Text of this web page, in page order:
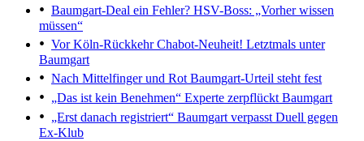
Baumgart-Deal ein Fehler? HSV-Boss: „Vorher wissen
müssen“
Vor Köln-RückkehrChabot-Neuheit! Letztmals unter
Baumgart
Nach Mittelfinger und Rot Baumgart-Urteil steht fest
„Das ist kein Benehmen“ Experte zerpflückt Baumgart
„Erst danach registriert“ Baumgart verpasst Duell gegen
Ex-Klub